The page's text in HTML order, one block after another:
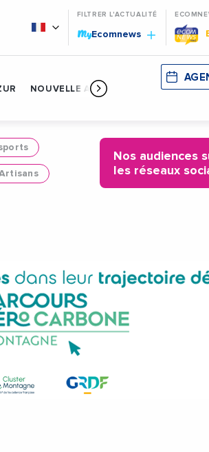
FILTRER L'ACTUALITÉ
MyEcomnews
NOUVELLE AQUITAINE CORSE
Nos audiences
les réseaux